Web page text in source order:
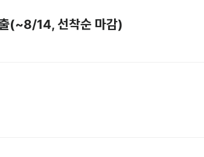
(~8/14, 선착순 마감)